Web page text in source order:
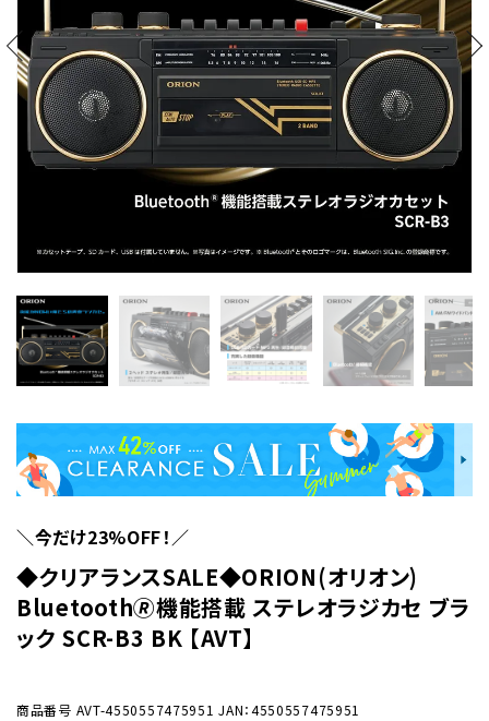
＼今だけ23%OFF！／
◆クリアランスSALE◆ORION(オリオン)
Bluetooth🄬機能搭載 ステレオラジカセ ブラ
ック SCR-B3 BK 【AVT】
商品番号 AVT-4550557475951 JAN：4550557475951